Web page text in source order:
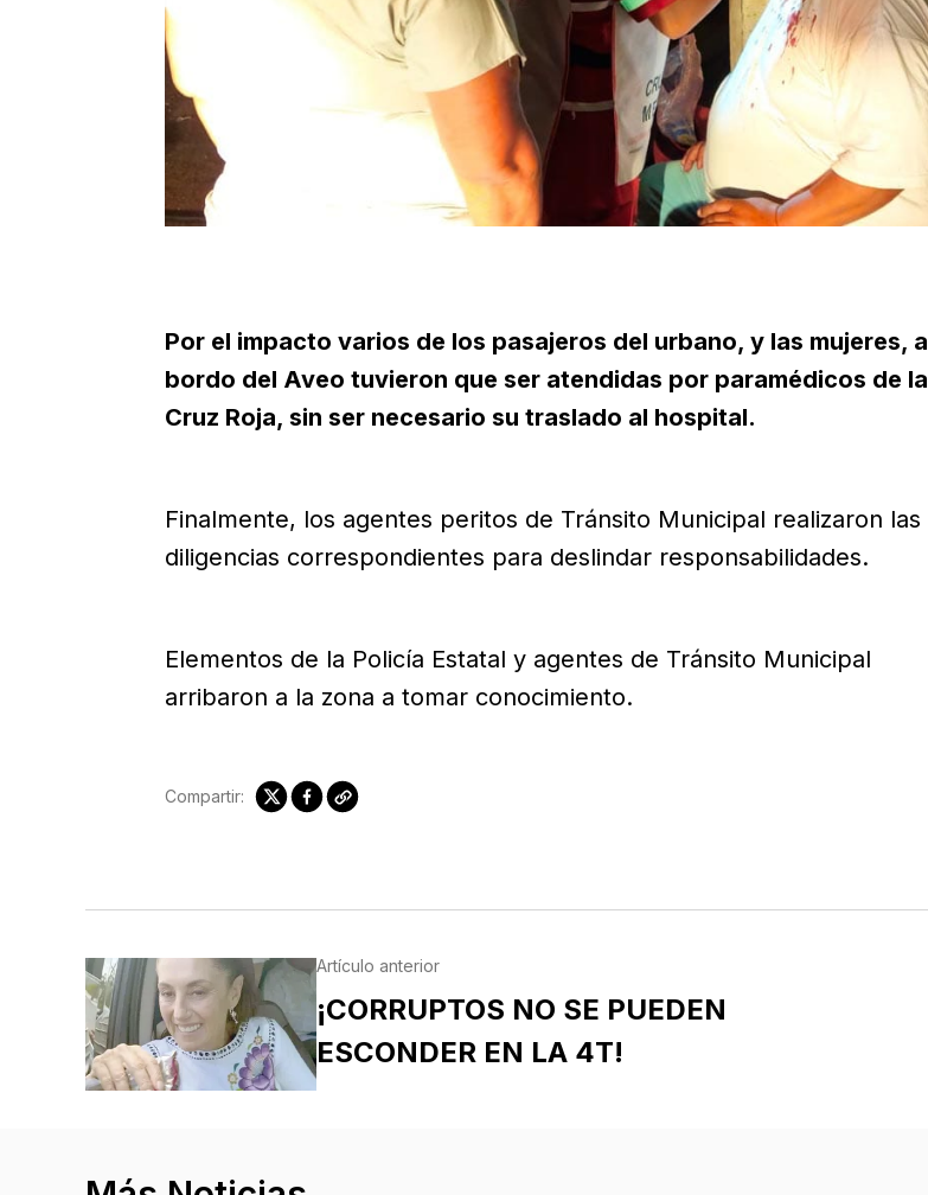
Por el impacto varios de los pasajeros del urbano, y las mujeres, a
bordo del Aveo tuvieron que ser atendidas por paramédicos de la
Cruz Roja, sin ser necesario su traslado al hospital.
Finalmente, los agentes peritos de Tránsito Municipal realizaron las
diligencias correspondientes para deslindar responsabilidades.
Elementos de la Policía Estatal y agentes de Tránsito Municipal
arribaron a la zona a tomar conocimiento.
Compartir:
Artículo anterior
¡CORRUPTOS NO SE PUEDEN
ESCONDER EN LA 4T!